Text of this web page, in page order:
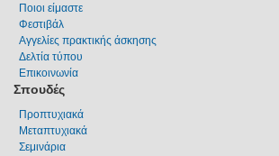
Ποιοι είμαστε
Φεστιβάλ
Αγγελίες πρακτικής άσκησης
Δελτία τύπου
Επικοινωνία
Σπουδές
Προπτυχιακά
Μεταπτυχιακά
Σεμινάρια